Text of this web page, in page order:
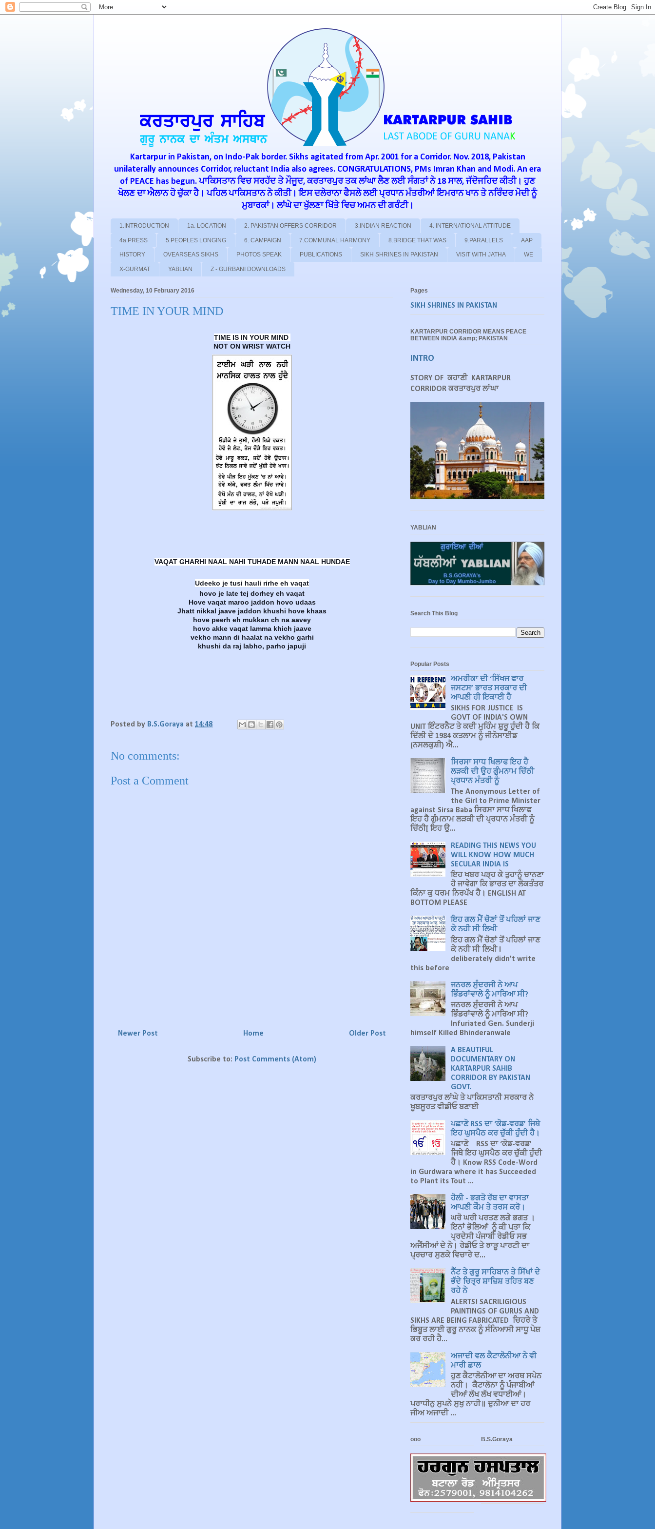
Kartarpur in Pakistan, on Indo-Pak border. Sikhs agitated from Apr. 2001 for a Corridor. Nov. 2018, Pakistan
unilaterally announces Corridor, reluctant India also agrees. CONGRATULATIONS, PMs Imran Khan and Modi. An era
of PEACE has begun. ਪਾਕਿਸਤਾਨ ਵਿਚ ਸਰਹੱਦ ਤੇ ਮੌਜੂਦ, ਕਰਤਾਰਪੁਰ ਤਕ ਲਾਂਘਾ ਲੈਣ ਲਈ ਸੰਗਤਾਂ ਨੇ 18 ਸਾਲ, ਜੱਦੋਜਹਿਦ ਕੀਤੀ। ਹੁਣ
ਖੋਲਣ ਦਾ ਐਲਾਨ ਹੋ ਚੁੱਕਾ ਹੈ। ਪਹਿਲ ਪਾਕਿਸਤਾਨ ਨੇ ਕੀਤੀ। ਇਸ ਦਲੇਰਾਨਾ ਫੈਸਲੇ ਲਈ ਪ੍ਰਧਾਨ ਮੰਤਰੀਆਂ ਇਮਰਾਨ ਖਾਨ ਤੇ ਨਰਿੰਦਰ ਮੋਦੀ ਨੂੰ
ਮੁਬਾਰਕਾਂ। ਲਾਂਘੇ ਦਾ ਖੁੱਲਣਾ ਖਿੱਤੇ ਵਿਚ ਅਮਨ ਦੀ ਗਰੰਟੀ।
1.INTRODUCTION 1a. LOCATION 2. PAKISTAN OFFERS CORRIDOR 3.INDIAN REACTION 4. INTERNATIONAL ATTITUDE
4a.PRESS 5.PEOPLES LONGING 6. CAMPAIGN 7.COMMUNAL HARMONY 8.BRIDGE THAT WAS 9.PARALLELS AAP
HISTORY OVEARSEAS SIKHS PHOTOS SPEAK PUBLICATIONS SIKH SHRINES IN PAKISTAN VISIT WITH JATHA WE
X-GURMAT YABLIAN Z - GURBANI DOWNLOADS
Wednesday, 10 February 2016
TIME IN YOUR MIND
TIME IS IN YOUR MIND
NOT ON WRIST WATCH
VAQAT GHARHI NAAL NAHI TUHADE MANN NAAL HUNDAE
Udeeko je tusi hauli rirhe eh vaqat
hovo je late tej dorhey eh vaqat
Hove vaqat maroo jaddon hovo udaas
Jhatt nikkal jaave jaddon khushi hove khaas
hove peerh eh mukkan ch na aavey
hovo akke vaqat lamma khich jaave
vekho mann di haalat na vekho garhi
khushi da raj labho, parho japuji
Posted by B.S.Goraya at 14:48
No comments:
Post a Comment
Newer Post Older Post
Home
Subscribe to: Post Comments (Atom)
Pages
SIKH SHRINES IN PAKISTAN
KARTARPUR CORRIDOR MEANS PEACE
BETWEEN INDIA &amp; PAKISTAN
INTRO
STORY OF ਕਹਾਣੀ KARTARPUR
CORRIDOR ਕਰਤਾਰਪੁਰ ਲਾਂਘਾ
YABLIAN
Search This Blog
Popular Posts
ਅਮਰੀਕਾ ਦੀ ‘ਸਿੱਖਜ ਫਾਰ
ਜਸਟਸ’ ਭਾਰਤ ਸਰਕਾਰ ਦੀ
ਆਪਣੀ ਹੀ ਇਕਾਈ ਹੈ
SIKHS FOR JUSTICE IS
GOVT OF INDIA'S OWN
UNIT ਇੰਟਰਨੈਟ ਤੇ ਕਦੀ ਮੁਹਿੰਮ ਸ਼ੁਰੂ ਹੁੰਦੀ ਹੈ ਕਿ
ਦਿੱਲੀ ਦੇ 1984 ਕਤਲਾਮ ਨੂੰ ਜੀਨੋਸਾਈਡ
(ਨਸਲਕੁਸ਼ੀ) ਐ...
ਸਿਰਸਾ ਸਾਧ ਖਿਲਾਫ ਇਹ ਹੈ
ਲੜਕੀ ਦੀ ਉਹ ਗੁੰਮਨਾਮ ਚਿੱਠੀ
ਪ੍ਰਧਾਨ ਮੰਤਰੀ ਨੂੰ
The Anonymous Letter of
the Girl to Prime Minister
against Sirsa Baba ਸਿਰਸਾ ਸਾਧ ਖਿਲਾਫ
ਇਹ ਹੈ ਗੁੰਮਨਾਮ ਲੜਕੀ ਦੀ ਪ੍ਰਧਾਨ ਮੰਤਰੀ ਨੂੰ
ਚਿੱਠੀ[ ਇਹ ਉ...
READING THIS NEWS YOU
WILL KNOW HOW MUCH
SECULAR INDIA IS
ਇਹ ਖਬਰ ਪੜ੍ਹ ਕੇ ਤੁਹਾਨੂੰ ਚਾਨਣਾ
ਹੋ ਜਾਵੇਗਾ ਕਿ ਭਾਰਤ ਦਾ ਲੋਕਤੰਤਰ
ਕਿੰਨਾ ਕੁ ਧਰਮ ਨਿਰਪੱਖ ਹੈ। ENGLISH AT
BOTTOM PLEASE
ਇਹ ਗਲ ਮੈਂ ਚੋਣਾਂ ਤੋਂ ਪਹਿਲਾਂ ਜਾਣ
ਕੇ ਨਹੀ ਸੀ ਲਿਖੀ
ਇਹ ਗਲ ਮੈਂ ਚੋਣਾਂ ਤੋਂ ਪਹਿਲਾਂ ਜਾਣ
ਕੇ ਨਹੀ ਸੀ ਲਿਖੀ I
deliberately didn't write
this before
ਜਨਰਲ ਸੁੰਦਰਜੀ ਨੇ ਆਪ
ਭਿੰਡਰਾਂਵਾਲੇ ਨੂੰ ਮਾਰਿਆ ਸੀ?
ਜਨਰਲ ਸੁੰਦਰਜੀ ਨੇ ਆਪ
ਭਿੰਡਰਾਂਵਾਲੇ ਨੂੰ ਮਾਰਿਆ ਸੀ?
Infuriated Gen. Sunderji
himself Killed Bhinderanwale
A BEAUTIFUL
DOCUMENTARY ON
KARTARPUR SAHIB
CORRIDOR BY PAKISTAN
GOVT.
ਕਰਤਾਰਪੁਰ ਲਾਂਘੇ ਤੇ ਪਾਕਿਸਤਾਨੀ ਸਰਕਾਰ ਨੇ
ਖੂਬਸੂਰਤ ਵੀਡੀਓ ਬਣਾਈ
ਪਛਾਣੋ RSS ਦਾ ‘ਕੋਡ-ਵਰਡ’ ਜਿਥੇ
ਇਹ ਘੁਸਪੈਠ ਕਰ ਚੁੱਕੀ ਹੁੰਦੀ ਹੈ।
ਪਛਾਣੋ RSS ਦਾ ‘ਕੋਡ-ਵਰਡ’
ਜਿਥੇ ਇਹ ਘੁਸਪੈਠ ਕਰ ਚੁੱਕੀ ਹੁੰਦੀ
ਹੈ। Know RSS Code-Word
in Gurdwara where it has Succeeded
to Plant its Tout ...
ਹੋਲੀ - ਭਗਤੋ ਰੱਬ ਦਾ ਵਾਸਤਾ
ਆਪਣੀ ਕੌਮ ਤੇ ਤਰਸ ਕਰੋ।
ਘਰੋ ਘਰੀ ਪਰਤਣ ਲਗੇ ਭਗਤ ।
ਇਨਾਂ ਭੋਲਿਆਂ ਨੂੰ ਕੀ ਪਤਾ ਕਿ
ਪ੍ਰਦੇਸੀ ਪੰਜਾਬੀ ਰੇਡੀਓ ਸਭ
ਅਜੈਂਸੀਆਂ ਦੇ ਨੇ। ਰੇਡੀਓ ਤੇ ਝਾੜੂ ਪਾਰਟੀ ਦਾ
ਪ੍ਰਚਾਰ ਸੁਣਕੇ ਵਿਚਾਰੇ ਦ...
ਨੈੱਟ ਤੇ ਗੁਰੂ ਸਾਹਿਬਾਨ ਤੇ ਸਿੱਖਾਂ ਦੇ
ਭੱਦੇ ਚਿਤ੍ਰ ਸ਼ਾਜ਼ਿਸ਼ ਤਹਿਤ ਬਣ
ਰਹੇ ਨੇ
ALERTS! SACRILIGIOUS
PAINTINGS OF GURUS AND
SIKHS ARE BEING FABRICATED ਚਿਹਰੇ ਤੇ
ਭਿਬੂਤ ਲਾਈ ਗੁਰੂ ਨਾਨਕ ਨੂੰ ਸੰਨਿਆਸੀ ਸਾਧੂ ਪੇਸ਼
ਕਰ ਰਹੀ ਹੈ...
ਅਜਾਦੀ ਵਲ ਕੈਟਾਲੋਨੀਆ ਨੇ ਵੀ
ਮਾਰੀ ਛਾਲ
ਹੁਣ ਕੈਟਾਲੋਨੀਆ ਦਾ ਅਰਥ ਸਪੇਨ
ਨਹੀ। ਕੈਟਾਲੋਨਾ ਨੂੰ ਪੰਜਾਬੀਆਂ
ਦੀਆਂ ਲੱਖ ਲੱਖ ਵਧਾਈਆਂ।
ਪਰਾਧੀਨੁ ਸੁਪਨੇ ਸੁਖੁ ਨਾਹੀ॥ ਦੁਨੀਆ ਦਾ ਹਰ
ਜੀਅ ਅਜਾਦੀ ...
ooo B.S.Goraya